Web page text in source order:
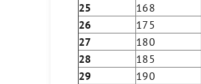
25
168
26
175
27
180
28
185
29
190